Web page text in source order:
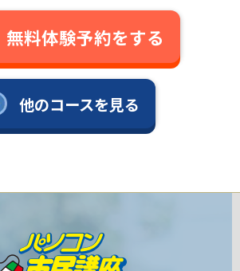
無料体験予約をする
他のコースを見る